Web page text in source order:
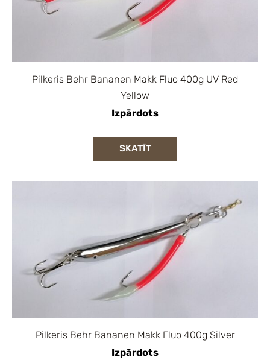
Pilkeris Behr Bananen Makk Fluo 400g UV Red
Yellow
Izpārdots
SKATĪT
Pilkeris Behr Bananen Makk Fluo 400g Silver
Izpārdots